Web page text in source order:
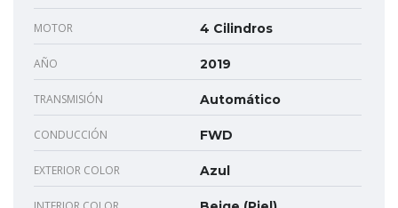
MOTOR 4 Cilindros
AÑO 2019
TRANSMISIÓN Automático
CONDUCCIÓN FWD
EXTERIOR COLOR Azul